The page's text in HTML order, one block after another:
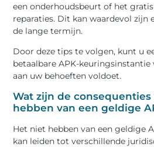
een onderhoudsbeurt of het
reparaties. Dit kan waardevol zijn
de lange termijn.
Door deze tips te volgen, kunt u
betaalbare APK-keuringsinstantie
aan uw behoeften voldoet.
Wat zijn de
hebben van een geldige
Het niet hebben van een geldige
kan leiden tot verschillende